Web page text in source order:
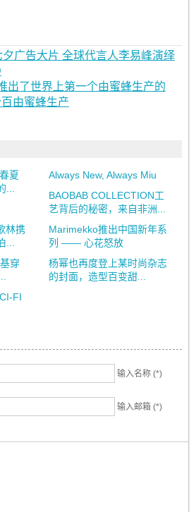
夕广告大片 全球代言人李易峰演绎
出了世界上第一个由蜜蜂生产的
由蜜蜂生产
夏
Always New, Always Miu
BAOBAB COLLECTION工
艺背后的秘密，来自非洲...
林携
Marimekko推出中国新年系
列 —— 心花怒放
穿
杨幂也再度登上某时尚杂志
的封面，造型百变甜...
FI
输入名称 (*)
输入邮箱 (*)